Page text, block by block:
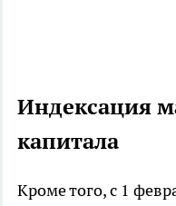
Индексация
капитала
Кроме того, с 1